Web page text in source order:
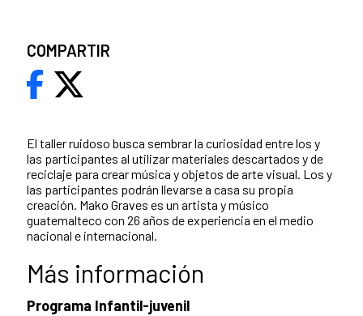
El taller ruidoso busca sembrar la curiosidad entre los y
las participantes al utilizar materiales descartados y de
reciclaje para crear música y objetos de arte visual. Los y
las participantes podrán llevarse a casa su propia
creación. Mako Graves es un artista y músico
guatemalteco con 26 años de experiencia en el medio
nacional e internacional.
Más información
Programa Infantil-juvenil
COMPARTIR